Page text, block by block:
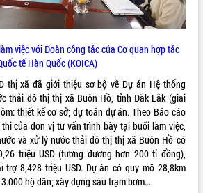
việc với Đoàn công tác của Cơ quan hợp tác
tế Hàn Quốc (KOICA)
thị xã đã giới thiệu sơ bộ về Dự án Hệ thống
thải đô thị thị xã Buôn Hồ, tỉnh Đắk Lắk (giai
thiết kế cơ sở; dự toán dự án. Theo Báo cáo
của đơn vị tư vấn trình bày tại buổi làm việc,
và xử lý nước thải đô thị thị xã Buôn Hồ có
triệu USD (tương đương hơn 200 tỉ đồng),
trợ 8,428 triệu USD. Dự án có quy mô 28,8km
hộ dân; xây dựng sáu trạm bơm...